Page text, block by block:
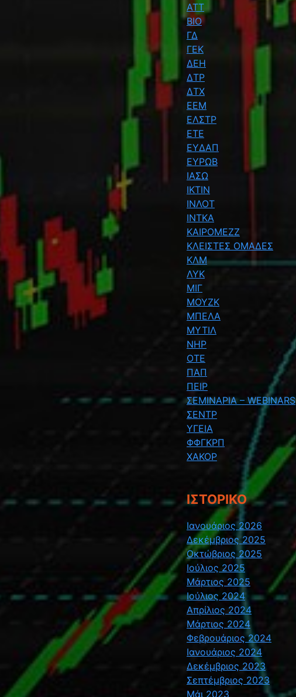
ΑΤΤ
ΒΙΟ
ΓΔ
ΓΕΚ
ΔΕΗ
ΔΤΡ
ΔΤΧ
ΕΕΜ
ΕΛΣΤΡ
ΕΤΕ
ΕΥΔΑΠ
ΕΥΡΩΒ
ΙΑΣΩ
ΙΚΤΙΝ
ΙΝΛΟΤ
ΙΝΤΚΑ
ΚΑΙΡΟΜΕΖΖ
ΚΛΕΙΣΤΕΣ ΟΜΑΔΕΣ
ΚΛΜ
ΛΥΚ
ΜΙΓ
ΜΟΥΖΚ
ΜΠΕΛΑ
ΜΥΤΙΛ
ΝΗΡ
ΟΤΕ
ΠΑΠ
ΠΕΙΡ
ΣΕΜΙΝΑΡΙΑ – WEBINARS
ΣΕΝΤΡ
ΥΓΕΙΑ
ΦΦΓΚΡΠ
ΧΑΚΟΡ
ΙΣΤΟΡΙΚΌ
Ιανουάριος 2026
Δεκέμβριος 2025
Οκτώβριος 2025
Ιούλιος 2025
Μάρτιος 2025
Ιούλιος 2024
Απρίλιος 2024
Μάρτιος 2024
Φεβρουάριος 2024
Ιανουάριος 2024
Δεκέμβριος 2023
Σεπτέμβριος 2023
Μάι 2023